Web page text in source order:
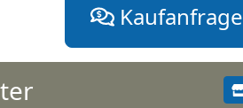
Kaufanfrage